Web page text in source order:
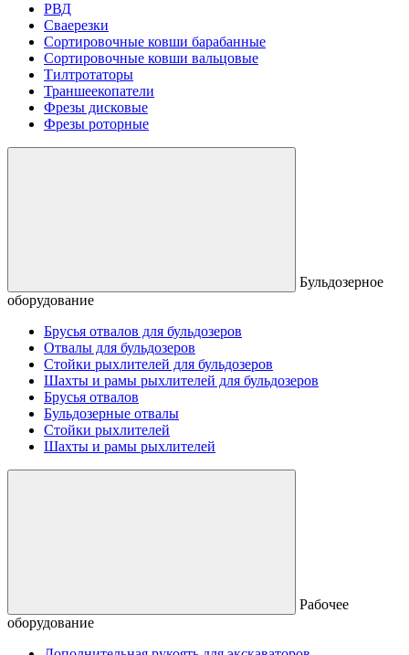
РВД
Сваерезки
Сортировочные ковши барабанные
Сортировочные ковши вальцовые
Тилтротаторы
Траншеекопатели
Фрезы дисковые
Фрезы роторные
Бульдозерное
оборудование
Брусья отвалов для бульдозеров
Отвалы для бульдозеров
Стойки рыхлителей для бульдозеров
Шахты и рамы рыхлителей для бульдозеров
Брусья отвалов
Бульдозерные отвалы
Стойки рыхлителей
Шахты и рамы рыхлителей
Рабочее
оборудование